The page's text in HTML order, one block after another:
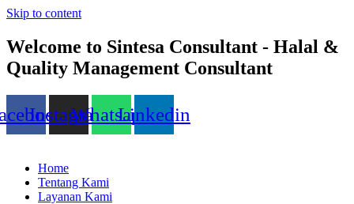
Skip to content
Welcome to Sintesa Consultant - Halal &
Quality Management Consultant
InstagramWhatsappLinkedin
Home
Tentang Kami
Layanan Kami